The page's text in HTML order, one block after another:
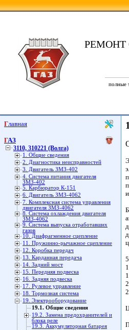
РЕМОНТ
полные
Главная
ГАЗ
3110, 310221 (Волга)
1. Общие сведения
2. Диагностика неисправностей
3. Двигатель ЗМЗ-402
4. Система питания двигателя
ЗМЗ-402
5. Карбюратор К-151
6. Двигатель ЗМЗ-4062
7. Комплексная система управления
двигателя ЗМЗ-4062
8. Система охлаждения двигателя
ЗМЗ-4062
9. Система выпуска отработавших
газов
10. Диафрагменное сцепление
11. Пружинно-рычажное сцепление
12. Коробка передач
13. Карданная передача
14. Задний мост
15. Передняя подвеска
16. Задняя подвеска
17. Рулевое управление
18. Тормозная система
19. Электрооборудование
19.1. Общие сведения
19.2. Замена предохранителей и
блока реле
19.3. Аккумуляторная батарея